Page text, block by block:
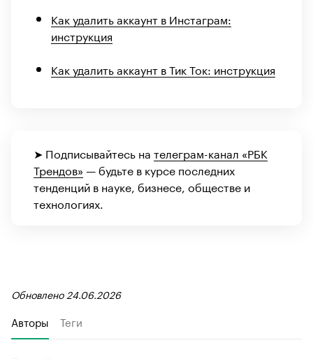
Как удалить аккаунт в Инстаграм:
инструкция
Как удалить аккаунт в Тик Ток: инструкция
➤ Подписывайтесь на телеграм-канал «РБК
Трендов» — будьте в курсе последних
тенденций в науке, бизнесе, обществе и
технологиях.
Обновлено 24.06.2026
Авторы Теги